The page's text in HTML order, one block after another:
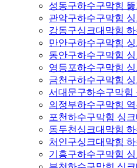
성동구하수구막힘
관악구하수구막힘
강동구싱크대막힘
만안구하수구막힘
동안구하수구막힘
영등포하수구막힘
금천구하수구막힘
서대문구하수구막힘
의정부하수구막힘
포천하수구막힘 싱
동두천싱크대막힘
처인구싱크대막힘
기흥구하수구막힘